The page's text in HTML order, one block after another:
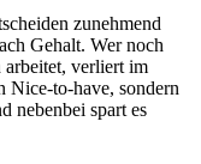
zunehmend
Gehalt. Wer noch
verliert im
Nice-to-have, sondern
nebenbei spart es